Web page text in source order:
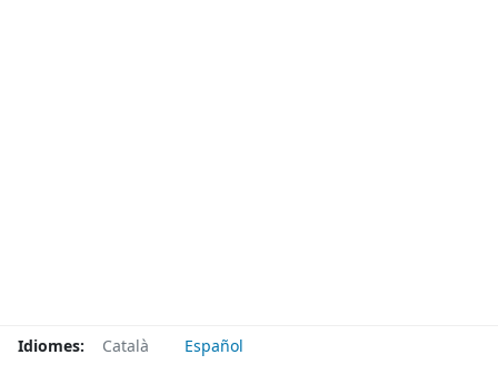
Idiomes: Català Español